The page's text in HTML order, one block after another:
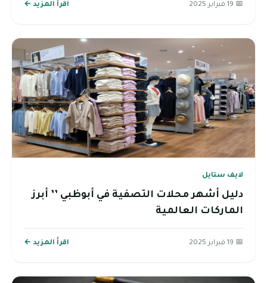
📅 19 فبراير 2025 اقرأ المزيد ←
لايف ستايل
دليل أشهر محلات التصفية في أبوظبي ’’ أبرز
الماركات العالمية
📅 19 فبراير 2025 اقرأ المزيد ←